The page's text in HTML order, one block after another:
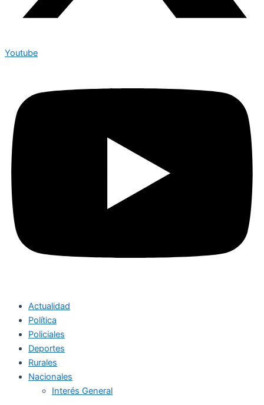
Youtube
Actualidad
Política
Policiales
Deportes
Rurales
Nacionales
Interés General